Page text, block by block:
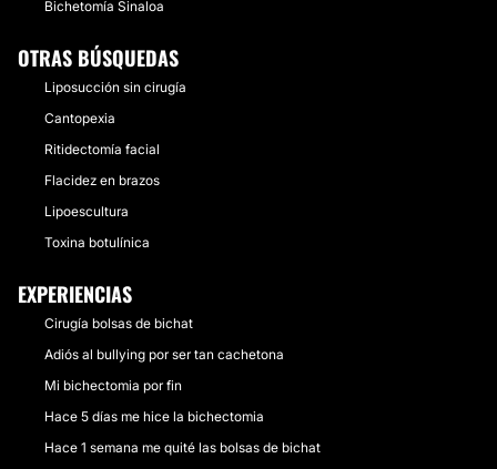
Bichetomía Sinaloa
OTRAS BÚSQUEDAS
Liposucción sin cirugía
Cantopexia
Ritidectomía facial
Flacidez en brazos
Lipoescultura
Toxina botulínica
EXPERIENCIAS
Cirugía bolsas de bichat
Adiós al bullying por ser tan cachetona
Mi bichectomia por fin
Hace 5 días me hice la bichectomia
Hace 1 semana me quité las bolsas de bichat